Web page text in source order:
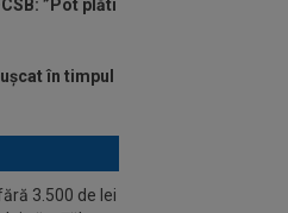
”Pot plăti
în timpul
3.500 de lei